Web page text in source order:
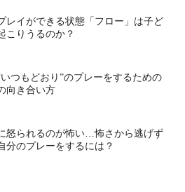
レイができる状態「フロー」は子ど
こりうるのか？
つもどおり”のプレーをするための
向き合い方
怒られるのが怖い…怖さから逃げず
分のプレーをするには？